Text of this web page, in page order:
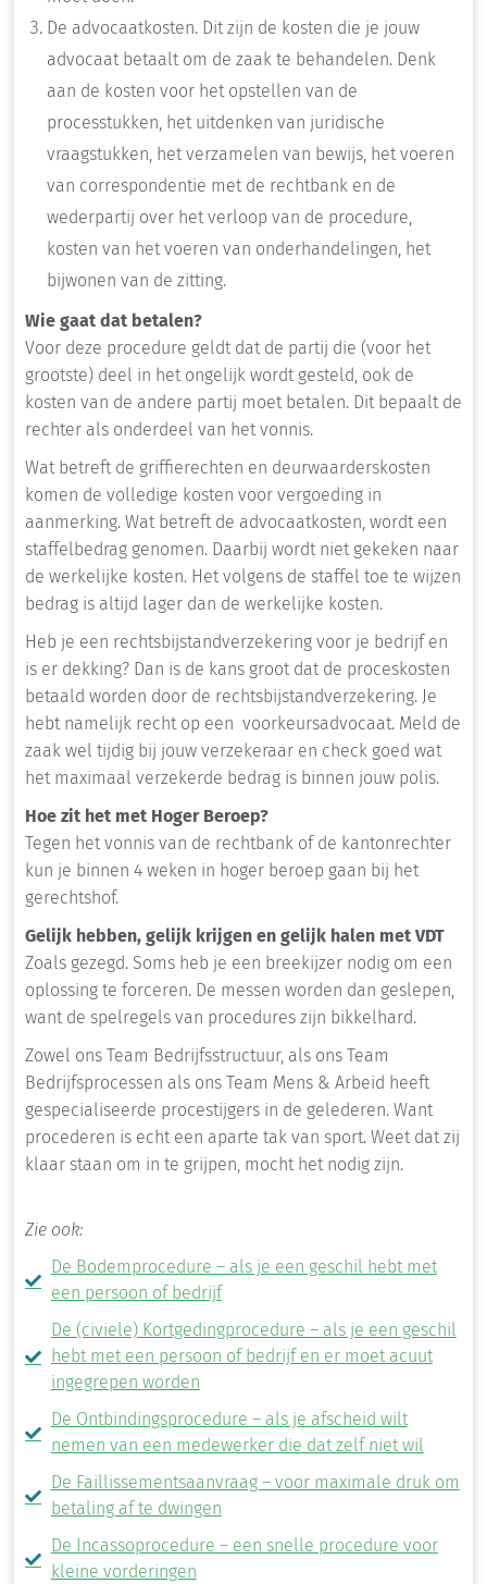
De advocaatkosten. Dit zijn de kosten die je jouw
advocaat betaalt om de zaak te behandelen. Denk
aan de kosten voor het opstellen van de
processtukken, het uitdenken van juridische
vraagstukken, het verzamelen van bewijs, het voeren
van correspondentie met de rechtbank en de
wederpartij over het verloop van de procedure,
kosten van het voeren van onderhandelingen, het
bijwonen van de zitting.
Wie gaat dat betalen?
Voor deze procedure geldt dat de partij die (voor het
grootste) deel in het ongelijk wordt gesteld, ook de
kosten van de andere partij moet betalen. Dit bepaalt de
rechter als onderdeel van het vonnis.
Wat betreft de griffierechten en deurwaarderskosten
komen de volledige kosten voor vergoeding in
aanmerking. Wat betreft de advocaatkosten, wordt een
staffelbedrag genomen. Daarbij wordt niet gekeken naar
de werkelijke kosten. Het volgens de staffel toe te wijzen
bedrag is altijd lager dan de werkelijke kosten.
Heb je een rechtsbijstandverzekering voor je bedrijf en
is er dekking? Dan is de kans groot dat de proceskosten
betaald worden door de rechtsbijstandverzekering. Je
hebt namelijk recht op een voorkeursadvocaat. Meld de
zaak wel tijdig bij jouw verzekeraar en check goed wat
het maximaal verzekerde bedrag is binnen jouw polis.
Hoe zit het met Hoger Beroep?
Tegen het vonnis van de rechtbank of de kantonrechter
kun je binnen 4 weken in hoger beroep gaan bij het
gerechtshof.
Gelijk hebben, gelijk krijgen en gelijk halen met VDT
Zoals gezegd. Soms heb je een breekijzer nodig om een
oplossing te forceren. De messen worden dan geslepen,
want de spelregels van procedures zijn bikkelhard.
Zowel ons Team Bedrijfsstructuur, als ons Team
Bedrijfsprocessen als ons Team Mens & Arbeid heeft
gespecialiseerde procestijgers in de gelederen. Want
procederen is echt een aparte tak van sport. Weet dat zij
klaar staan om in te grijpen, mocht het nodig zijn.
Zie ook:
De Bodemprocedure – als je een geschil hebt met
een persoon of bedrijf
De (civiele) Kortgedingprocedure – als je een geschil
hebt met een persoon of bedrijf en er moet acuut
ingegrepen worden
De Ontbindingsprocedure – als je afscheid wilt
nemen van een medewerker die dat zelf niet wil
De Faillissementsaanvraag – voor maximale druk om
betaling af te dwingen
De Incassoprocedure – een snelle procedure voor
kleine vorderingen